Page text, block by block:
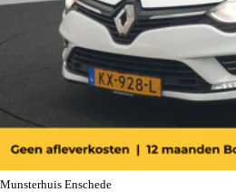
Munsterhuis Enschede